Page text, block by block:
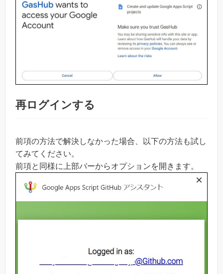
再ログインする
前項の方法で解決しなかった場合、以下の方法も試し
てみてください。
前項と同様に上部バーからオプションを開きます。